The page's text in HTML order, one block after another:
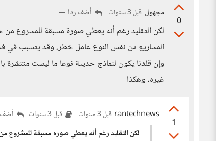
0
مجهول قبل 3 سنوات أضف ردا
لكن التقليد رغم أنه يعطي صورة مسبقة للمشروع من
المشاريع من نفس النوع عامل خطر، وقد يتسبب في
وإن قلدنا يكون لنماذج حديثة نوعا ما ليست منتشرة
غيره، وهكذا
1
rantechnews قبل 3 سنوات قبل 3 سنوات
أضف
لكن التقليد رغم أنه يعطي صورة مسبقة للمشروع